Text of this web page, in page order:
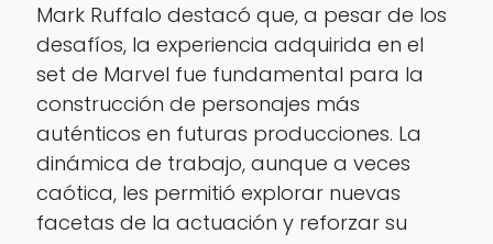
Mark Ruffalo destacó que, a pesar de los
desafíos, la experiencia adquirida en el
set de Marvel fue fundamental para la
construcción de personajes más
auténticos en futuras producciones. La
dinámica de trabajo, aunque a veces
caótica, les permitió explorar nuevas
facetas de la actuación y reforzar su